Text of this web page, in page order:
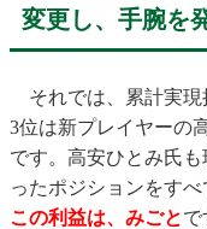
変更し、手腕を
それでは、累計実現
3位は新プレイヤーの
です。高安ひとみ氏
ったポジションをすべ
この利益は、みごとで